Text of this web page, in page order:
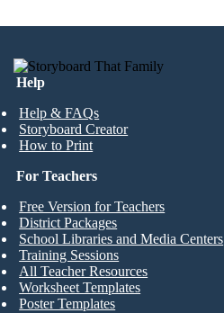
Help
Help & FAQs
Storyboard Creator
How to Print
For Teachers
Free Version for Teachers
District Packages
School Libraries and Media Centers
Training Sessions
All Teacher Resources
Worksheet Templates
Poster Templates